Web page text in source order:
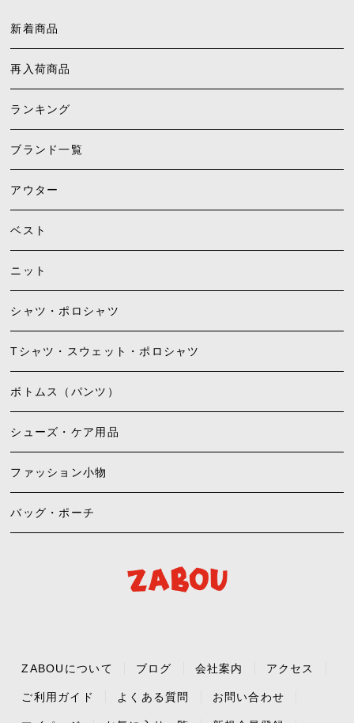
新着商品
再入荷商品
ランキング
ブランド一覧
アウター
ベスト
ニット
シャツ・ポロシャツ
Tシャツ・スウェット・ポロシャツ
ボトムス（パンツ）
シューズ・ケア用品
ファッション小物
バッグ・ポーチ
ZABOUについて ブログ 会社案内 アクセス
ご利用ガイド よくある質問 お問い合わせ